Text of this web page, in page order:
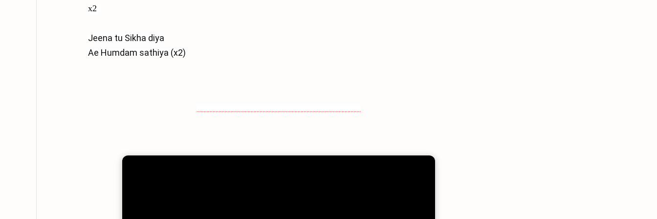
x2
Jeena tu Sikha diya
................................................................................................................